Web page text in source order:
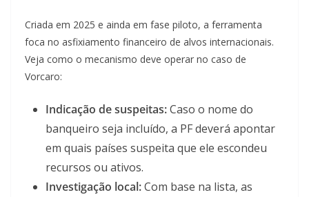
Criada em 2025 e ainda em fase piloto, a ferramenta
foca no asfixiamento financeiro de alvos internacionais.
Veja como o mecanismo deve operar no caso de
Vorcaro:
Indicação de suspeitas:Caso o nome do
banqueiro seja incluído, a PF deverá apontar
em quais países suspeita que ele escondeu
recursos ou ativos.
Investigação local:Com base na lista, as